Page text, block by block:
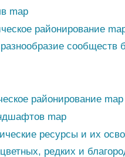
map
районирование
сообществ
районирование map
map
ресурсы и их
редких и